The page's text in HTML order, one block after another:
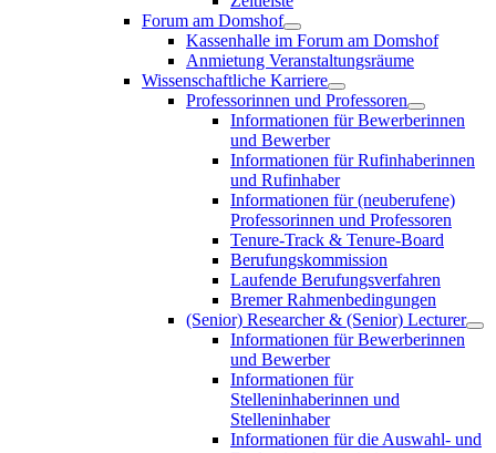
Forum am Domshof
Kassenhalle im Forum am Domshof
Anmietung Veranstaltungsräume
Wissenschaftliche Karriere
Professorinnen und Professoren
Informationen für Bewerberinnen
und Bewerber
Informationen für Rufinhaberinnen
und Rufinhaber
Informationen für (neuberufene)
Professorinnen und Professoren
Tenure-Track & Tenure-Board
Berufungskommission
Laufende Berufungsverfahren
Bremer Rahmenbedingungen
(Senior) Researcher & (Senior) Lecturer
Informationen für Bewerberinnen
und Bewerber
Informationen für
Stelleninhaberinnen und
Stelleninhaber
Informationen für die Auswahl- und